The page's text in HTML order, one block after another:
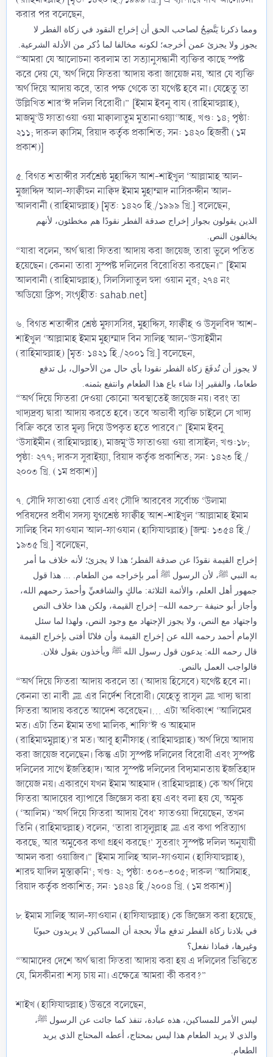
করার পর বলেছেন,
ومما ذكرنا يَتَّضِحُ لصاحب الحق أن إخراج النقود في زكاة الفطر لا
يجوز ولا يجزئ عمن أخرجه؛ لكونه مخالفا لما ذُكر من الأدلة الشرعية.
“আমরা যে আলোচনা করলাম তা সত্যানুসন্ধানী ব্যক্তির কাছে স্পষ্ট
করে দেয় যে, অর্থ দিয়ে ফিতরা আদায় করা জায়েজ নয়, আর যে ব্যক্তি
অর্থ দিয়ে আদায় করে, তার পক্ষ থেকে তা যথেষ্ট হবে না। যেহেতু তা
উল্লিখিত শার‘ঈ দলিল বিরোধী।” [ইমাম ইবনু বায (রাহিমাহুল্লাহ),
মাজমূ‘উ ফাতাওয়া ওয়া মাক্বালাতুম মুতানাওয়্যা‘আহ, খণ্ড: ১৪; পৃষ্ঠা:
২১১; দারুল ক্বাসিম, রিয়াদ কর্তৃক প্রকাশিত; সন: ১৪২০ হিজরী (১ম
প্রকাশ)]
৫. বিগত শতাব্দীর সর্বশ্রেষ্ঠ মুহাদ্দিস আশ-শাইখুল ‘আল্লামাহ আল-
মুজাদ্দিদ আল-ফাক্বীহুন নাক্বিদ ইমাম মুহাম্মাদ নাসিরুদ্দীন আল-
আলবানী (রাহিমাহুল্লাহ) [মৃত: ১৪২০ হি./১৯৯৯ খ্রি.] বলেছেন,
الذين يقولون بجواز إخراج صدقة الفطر نقودًا هم مخطئون، لأنهم
يخالفون النص.
“যারা বলেন, অর্থ দ্বারা ফিতরা আদায় করা জায়েজ, তারা ভুলে পতিত
হয়েছেন। কেননা তারা সুস্পষ্ট দলিলের বিরোধিতা করছেন।” [ইমাম
আলবানী (রাহিমাহুল্লাহ), সিলসিলাতুল হুদা ওয়ান নূর; ২৭৪ নং
অডিয়ো ক্লিপ; সংগৃহীত: sahab.net]
৬. বিগত শতাব্দীর শ্রেষ্ঠ মুফাসসির, মুহাদ্দিস, ফাক্বীহ ও উসূলবিদ আশ-
শাইখুল ‘আল্লামাহ ইমাম মুহাম্মাদ বিন সালিহ আল-‘উসাইমীন
(রাহিমাহুল্লাহ) [মৃত: ১৪২১ হি./২০০১ খ্রি.] বলেছেন,
لا يجوز أن تُدفَعَ زكاة الفطر نقودا بأي حال من الأحوال، بل تدفع
طعاما، والفقير إذا شاء باع هذا الطعام وانتفع بثمنه.
“অর্থ দিয়ে ফিতরা দেওয়া কোনো অবস্থাতেই জায়েজ নয়। বরং তা
খাদ্যদ্রব্য দ্বারা আদায় করতে হবে। তবে অভাবী ব্যক্তি চাইলে সে খাদ্য
বিক্রি করে তার মূল্য দিয়ে উপকৃত হতে পারবে।” [ইমাম ইবনু
‘উসাইমীন (রাহিমাহুল্লাহ), মাজমূ‘উ ফাতাওয়া ওয়া রাসাইল; খণ্ড:১৮;
পৃষ্ঠা: ২৭৭; দারুস সুরাইয়্যা, রিয়াদ কর্তৃক প্রকাশিত; সন: ১৪২৩ হি./
২০০৩ খ্রি. (১ম প্রকাশ)]
৭. সৌদি ফাতাওয়া বোর্ড এবং সৌদি আরবের সর্বোচ্চ ‘উলামা
পরিষদের প্রবীণ সদস্য যুগশ্রেষ্ঠ ফাক্বীহ আশ-শাইখুল ‘আল্লামাহ ইমাম
সালিহ বিন ফাওযান আল-ফাওযান (হাফিযাহুল্লাহ) [জন্ম: ১৩৫৪ হি./
১৯৩৫ খ্রি.] বলেছেন,
إخراج القيمة نقودًا عن صدقة الفطر؛ هذا لا يجزئ؛ لأنه خلاف ما أمر
به النبي ﷺ، لأن الرسول ﷺ أمر بإخراجه من الطعام. ... هذا قول
جمهور أهل العلم، والأئمة الثلاثة: مالكٍ والشافعيِّ وأحمدَ رحمهم الله،
وأجاز أبو حنيفة –رحمه الله– إخراج القيمة، ولكن هذا خلاف النص
واجتهاد مع النص، ولا يجوز الإجتهاد مع وجود النص، ولهذا لما سئل
الإمام أحمد رحمه الله عن إخراج القيمة وأن فلانًا أفتى بإخراج القيمة
قال رحمه الله: يدعون قول رسول الله ﷺ ويأخذون بقول فلان.
فالواجب العمل بالنص.
“অর্থ দিয়ে ফিতরা আদায় করলে তা (আদায় হিসেবে) যথেষ্ট হবে না।
কেননা তা নাবী ﷺ এর নির্দেশ বিরোধী। যেহেতু রাসূল ﷺ খাদ্য দ্বারা
ফিতরা আদায় করতে আদেশ করেছেন।... এটা অধিকাংশ ‘আলিমের
মত। এটা তিন ইমাম তথা মালিক, শাফি‘ঈ ও আহমাদ
(রাহিমাহুমুল্লাহ)’র মত। আবূ হানীফাহ (রাহিমাহুল্লাহ) অর্থ দিয়ে আদায়
করা জায়েজ বলেছেন। কিন্তু এটা সুস্পষ্ট দলিলের বিরোধী এবং সুস্পষ্ট
দলিলের সাথে ইজতিহাদ। আর সুস্পষ্ট দলিলের বিদ্যমানতায় ইজতিহাদ
জায়েজ নয়। একারণে যখন ইমাম আহমাদ (রাহিমাহুল্লাহ) কে অর্থ দিয়ে
ফিতরা আদায়ের ব্যাপারে জিজ্ঞেস করা হয় এবং বলা হয় যে, অমুক
(‘আলিম) ‘অর্থ দিয়ে ফিতরা আদায় বৈধ’ ফাতওয়া দিয়েছেন, তখন
তিনি (রাহিমাহুল্লাহ) বলেন, ‘তারা রাসূলুল্লাহ ﷺ এর কথা পরিত্যাগ
করছে, আর অমুকের কথা গ্রহণ করছে!’ সুতরাং সুস্পষ্ট দলিল অনুযায়ী
আমল করা ওয়াজিব।” [ইমাম সালিহ আল-ফাওযান (হাফিযাহুল্লাহ),
শারহু যাদিল মুস্তাক্বনি‘; খণ্ড: ২; পৃষ্ঠা: ৩০৩-৩০৫; দারুল ‘আসিমাহ,
রিয়াদ কর্তৃক প্রকাশিত; সন: ১৪২৪ হি./২০০৪ খ্রি. (১ম প্রকাশ)]
৮. ইমাম সালিহ আল-ফাওযান (হাফিযাহুল্লাহ) কে জিজ্ঞেস করা হয়েছে,
في بلادنا زكاة الفطر تدفع مالًا بحجة أن المساكين لا يريدون حبوبًا
وغيرها، فماذا نفعل؟
“আমাদের দেশে অর্থ দ্বারা ফিতরা আদায় করা হয় এ দলিলের ভিত্তিতে
যে, মিসকীনরা শস্য চায় না। এক্ষেত্রে আমরা কী করব?”
শাইখ (হাফিযাহুল্লাহ) উত্তরে বলেছেন,
ليس الأمر للمساكين، هذه عبادة، تنفذ كما جائت عن الرسول ﷺ،
والذي لا يريد الطعام هذا ليس بمحتاج، أعطه المحتاج الذي يريد
الطعام.